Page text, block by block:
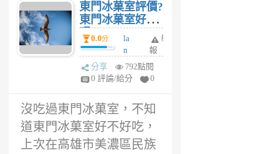
東門冰菓室評價?
東門冰菓室好吃
嗎?0.0分
la
n
6
年
舉
報
分享
792點閱
0 評論/給分
0
沒吃過東門冰菓室，不知
道東門冰菓室好不好吃，
上次在高雄市美濃區民族